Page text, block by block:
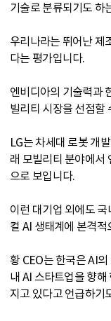
기술로 분류되기도 하
우리나라는 뛰어난 제
다는 평가입니다.
엔비디아의 기술력과
빌리티 시장을 선점할
LG는 차세대 로봇 개
래 모빌리티 분야에서
으로 보입니다.
이런 대기업 외에도
컬 AI 생태계에 본격
황 CEO는 한국은 AI
내 AI 스타트업을 향
지고 있다고 언급하기